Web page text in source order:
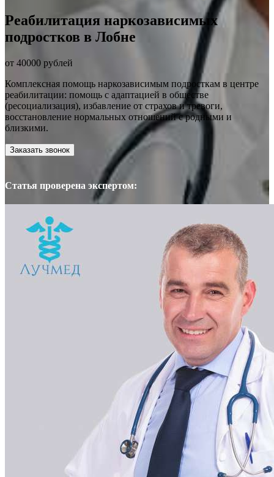
Реабилитация наркозависимых
подростков в Лобне
от 40000 рублей
Комплексная помощь наркозависимым подросткам в центре
реабилитации: помощь с адаптацией в обществе
(ресоциализация), избавление от страхов и тревоги,
восстановление нормальных отношений с родными и
близкими.
Заказать звонок
Статья проверена экспертом: